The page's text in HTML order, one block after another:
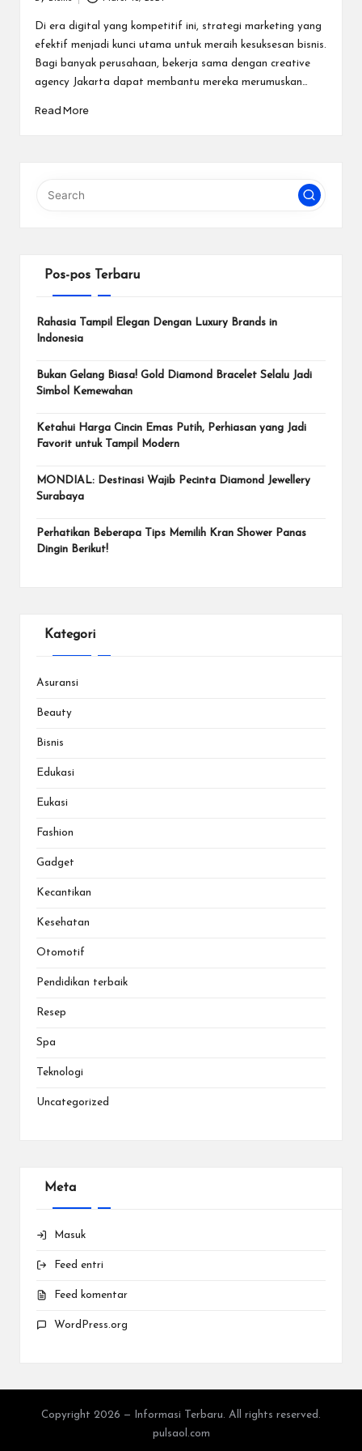
by
Di era digital yang kompetitif ini, strategi marketing yang
efektif menjadi kunci utama untuk meraih kesuksesan bisnis.
Bagi banyak perusahaan, bekerja sama dengan creative
agency Jakarta dapat membantu mereka merumuskan…
Read More
Pos-pos Terbaru
Rahasia Tampil Elegan Dengan Luxury Brands in
Indonesia
Bukan Gelang Biasa! Gold Diamond Bracelet Selalu Jadi
Simbol Kemewahan
Ketahui Harga Cincin Emas Putih, Perhiasan yang Jadi
Favorit untuk Tampil Modern
MONDIAL: Destinasi Wajib Pecinta Diamond Jewellery
Surabaya
Perhatikan Beberapa Tips Memilih Kran Shower Panas
Dingin Berikut!
Kategori
Asuransi
Beauty
Bisnis
Edukasi
Eukasi
Fashion
Gadget
Kecantikan
Kesehatan
Otomotif
Pendidikan terbaik
Resep
Spa
Teknologi
Uncategorized
Meta
Masuk
Feed entri
Feed komentar
WordPress.org
Copyright 2026 — Informasi Terbaru. All rights reserved.
pulsaol.com